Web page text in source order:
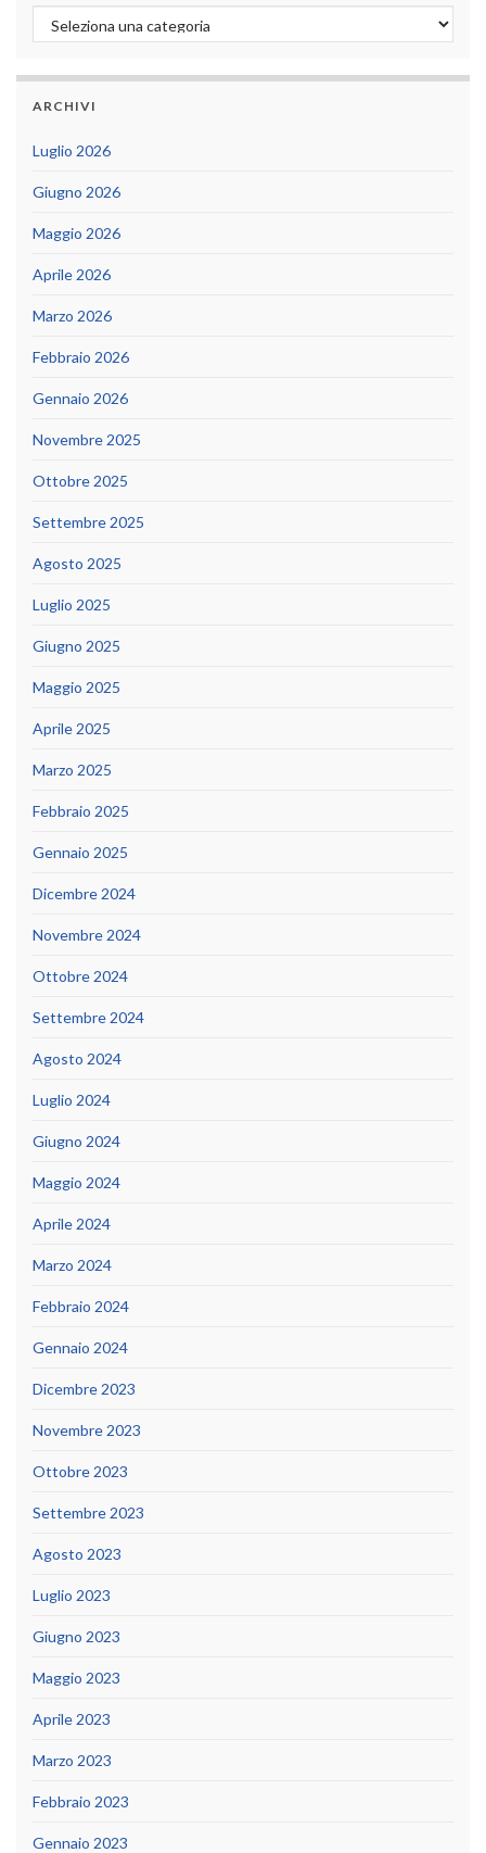
Categorie
ARCHIVI
Luglio 2026
Giugno 2026
Maggio 2026
Aprile 2026
Marzo 2026
Febbraio 2026
Gennaio 2026
Novembre 2025
Ottobre 2025
Settembre 2025
Agosto 2025
Luglio 2025
Giugno 2025
Maggio 2025
Aprile 2025
Marzo 2025
Febbraio 2025
Gennaio 2025
Dicembre 2024
Novembre 2024
Ottobre 2024
Settembre 2024
Agosto 2024
Luglio 2024
Giugno 2024
Maggio 2024
Aprile 2024
Marzo 2024
Febbraio 2024
Gennaio 2024
Dicembre 2023
Novembre 2023
Ottobre 2023
Settembre 2023
Agosto 2023
Luglio 2023
Giugno 2023
Maggio 2023
Aprile 2023
Marzo 2023
Febbraio 2023
Gennaio 2023